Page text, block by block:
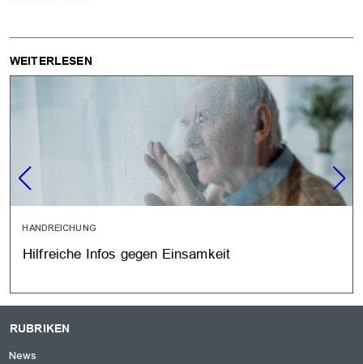
WEITERLESEN
HANDREICHUNG
Hilfreiche Infos gegen Einsamkeit
RUBRIKEN
News